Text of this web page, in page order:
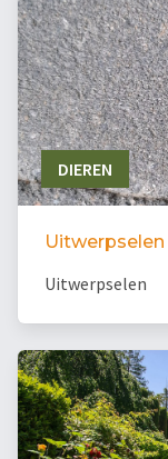
DIEREN
Uitwerpselen
Uitwerpselen